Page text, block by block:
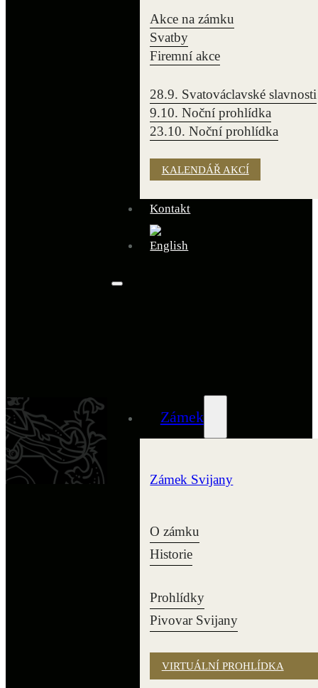
Akce na zámku
Svatby
Firemní akce
28.9. Svatováclavské slavnosti
9.10. Noční prohlídka
23.10. Noční prohlídka
KALENDÁŘ AKCÍ
Kontakt
Zámek
Zámek Svijany
O zámku
Historie
Prohlídky
Pivovar Svijany
VIRTUÁLNÍ PROHLÍDKA